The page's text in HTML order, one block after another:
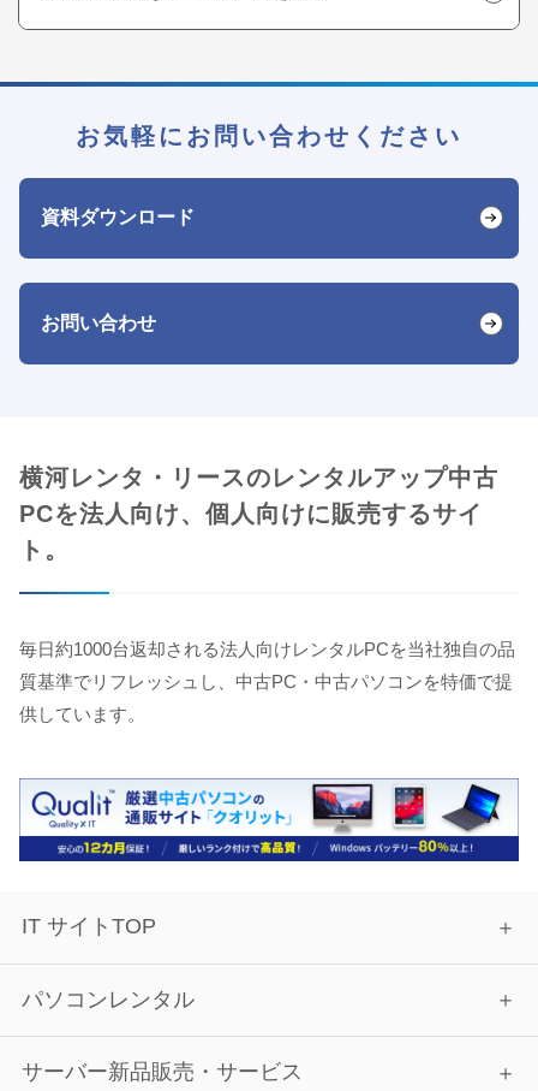
お気軽にお問い合わせください
資料ダウンロード
お問い合わせ
横河レンタ・リースのレンタルアップ中古
PCを法人向け、個人向けに販売するサイ
ト。
毎日約1000台返却される法人向けレンタルPCを当社独自の品
質基準でリフレッシュし、中古PC・中古パソコンを特価で提
供しています。
IT サイトTOP
パソコンレンタル
サーバー新品販売・サービス